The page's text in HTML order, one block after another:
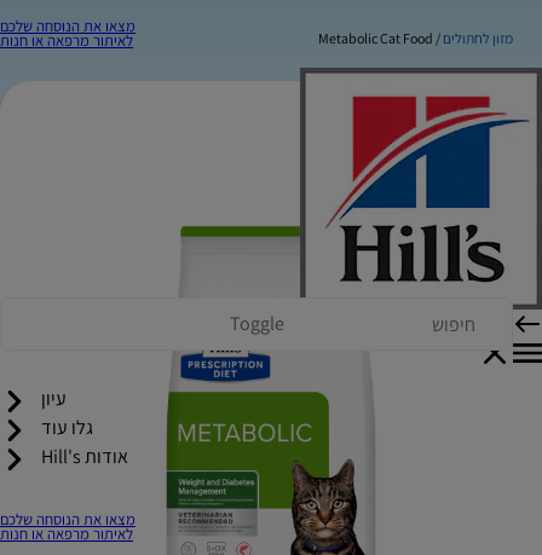
מצאו את הנוסחה שלכם
לאיתור מרפאה או חנות
Toggle
עיון
גלו עוד
אודות Hill's
מצאו את הנוסחה שלכם
לאיתור מרפאה או חנות
מזון לחתולים Metabolic Cat Food